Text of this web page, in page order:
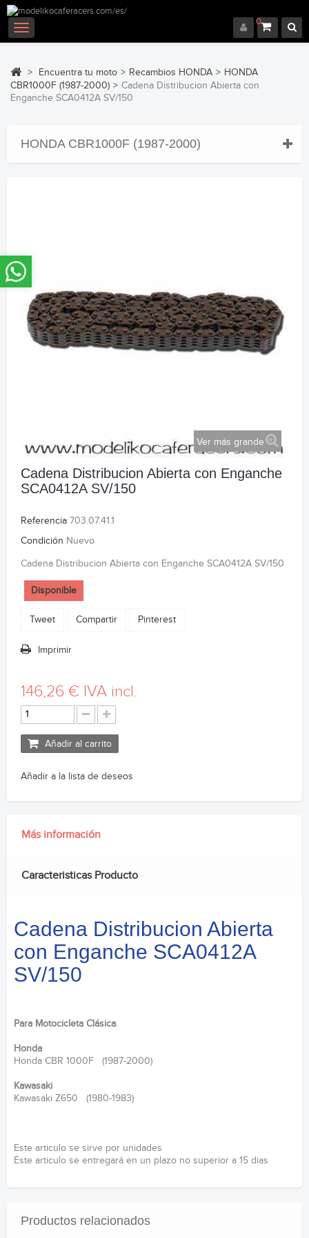
0
Navegación
Toggle
> Encuentra tu moto > Recambios HONDA > HONDA
CBR1000F (1987-2000) > Cadena Distribucion Abierta con
Enganche SCA0412A SV/150
HONDA CBR1000F (1987-2000)
Ver más grande
Cadena Distribucion Abierta con Enganche
SCA0412A SV/150
Referencia 703.07.41.1
Condición Nuevo
Cadena Distribucion Abierta con Enganche SCA0412A SV/150
Disponible
Tweet Compartir Pinterest
Imprimir
146,26 € IVA incl.
Añadir al carrito
Añadir a la lista de deseos
Más información
Caracteristicas Producto
Cadena Distribucion Abierta
con Enganche SCA0412A
SV/150
Para Motocicleta Clásica:
Honda
Honda CBR 1000F (1987-2000)
Kawasaki
Kawasaki Z650 (1980-1983)
Este articulo se sirve por unidades
Este articulo se entregará en un plazo no superior a 15 dias
Productos relacionados